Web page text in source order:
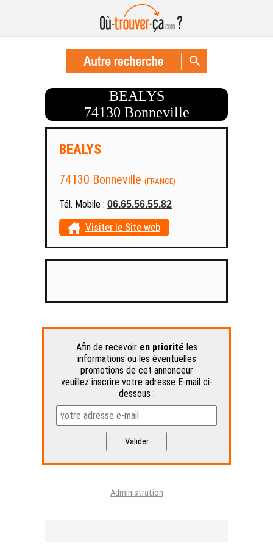
BEALYS
74130 Bonneville
BEALYS
74130 Bonneville (FRANCE)
Tél. Mobile : 06.65.56.55.82
Visiter le Site web
Afin de recevoir en priorité les
informations ou les éventuelles
promotions de cet annonceur
veuillez inscrire votre adresse E-mail ci-
dessous :
Administration